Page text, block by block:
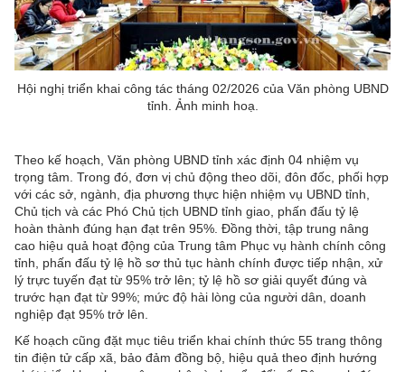
Hội nghị triển khai công tác tháng 02/2026 của Văn phòng UBND
tỉnh. Ảnh minh hoạ.
Theo kế hoạch, Văn phòng UBND tỉnh xác định 04 nhiệm vụ
trọng tâm. Trong đó, đơn vị chủ động theo dõi, đôn đốc, phối hợp
với các sở, ngành, địa phương thực hiện nhiệm vụ UBND tỉnh,
Chủ tịch và các Phó Chủ tịch UBND tỉnh giao, phấn đấu tỷ lệ
hoàn thành đúng hạn đạt trên 95%. Đồng thời, tập trung nâng
cao hiệu quả hoạt động của Trung tâm Phục vụ hành chính công
tỉnh, phấn đấu tỷ lệ hồ sơ thủ tục hành chính được tiếp nhận, xử
lý trực tuyến đạt từ 95% trở lên; tỷ lệ hồ sơ giải quyết đúng và
trước hạn đạt từ 99%; mức độ hài lòng của người dân, doanh
nghiệp đạt 95% trở lên.
Kế hoạch cũng đặt mục tiêu triển khai chính thức 55 trang thông
tin điện tử cấp xã, bảo đảm đồng bộ, hiệu quả theo định hướng